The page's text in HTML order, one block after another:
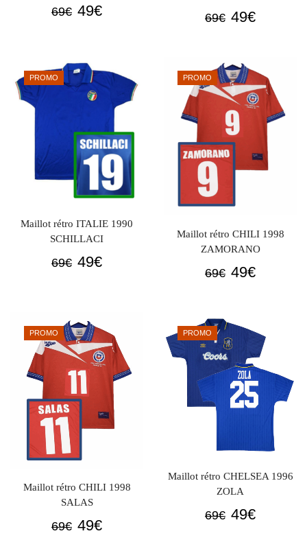
69€ Le
était :
69€.
49€Le
49€.
69€ Le
était :
69€.
49€Le
est :
49€.
PROMO
Maillot rétro ITALIE 1990
SCHILLACI
69€ Le
69€.
49€Le
49€.
PROMO
Maillot rétro CHILI 1998
ZAMORANO
69€ Le
était :
69€.
49€Le
49€.
PROMO
Maillot rétro CHILI 1998
SALAS
69€ Le
49€Le
PROMO
Maillot rétro CHELSEA 1996
ZOLA
69€ Le
49€Le